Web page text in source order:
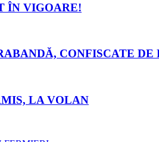
ÎN VIGOARE!
CONFISCATE DE
LA VOLAN